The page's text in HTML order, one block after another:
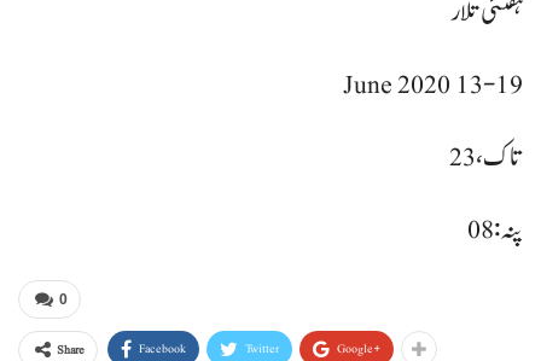
ہفتئی تلار
13-19 June 2020
تاک، 23
پنہ : 08
0
Share Facebook Twitter Google+